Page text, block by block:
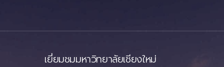
เยี่ยมชมมหาวิทยาลัยเชียงใหม่